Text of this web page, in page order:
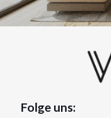
Folge uns: